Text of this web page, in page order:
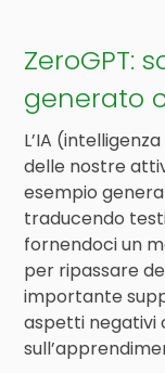
ZeroGPT:
generato
L’IA
delle nostre
esempio
traducendo
fornendoci un
per ripassare
importante
aspetti negativi